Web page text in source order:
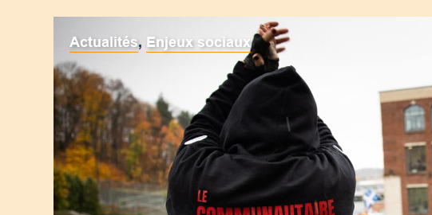
Actualités, Enjeux sociaux